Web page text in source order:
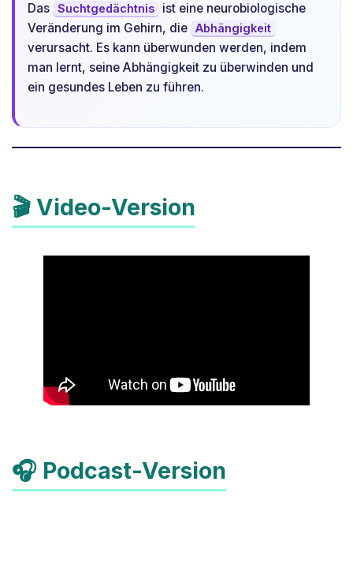
Das Suchtgedächtnis
ist eine neurobiologische
Veränderung im Gehirn, die
Abhängigkeit
verursacht. Es kann überwunden werden, indem
man lernt, seine Abhängigkeit zu überwinden und
ein gesundes Leben zu führen.
🎬 Video-Version
🎧 Podcast-Version